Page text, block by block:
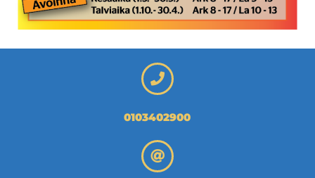
0103402900